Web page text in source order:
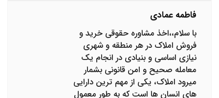
فاطمه عمادی
با سلام،،اخذ مشاوره حقوقی خرید و
فروش املاک در هر منطقه و شهری
نیازی اساسی و بنیادی در انجام یک
معامله صحیح و امن قانونی بشمار
میرود املاک، یکی از مهم ترین دارایی
های انسان ها است که به طور معمول